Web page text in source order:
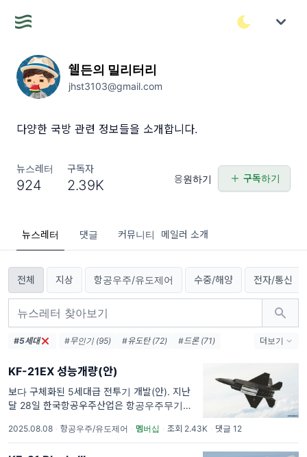
쉘든의 밀리터리
jhst3103@gmail.com
다양한 국방 관련 정보들을 소개합니다.
뉴스레터
924
구독자
2.39K 응원하기 구독하기
뉴스레터 댓글 커뮤니티 메일러 소개
전체 지상 항공우주/유도제어 수중/해양 전자/통신
#5세대 #무인기 (95) #유도탄 (72)
#드론 (71)
#보도자료 (54)
#한국항공우주산업 (49)
#레이다 (46)
#요격 (42)
#AESA (38)
#국방과학연구소 (37)
#터보팬 (36)
더보기
KF-21EX 성능개량(안)
보다 구체화된 5세대급 전투기 개발(안). 지난
달 28일 한국항공우주산업은 항공우주무기체
투체계(NACS, Next-generation Aerial
Combat System)의 일
2025.08.08 · 항공우주/유도제어 · 멤버십 · 조회 2.43K · 댓글 12